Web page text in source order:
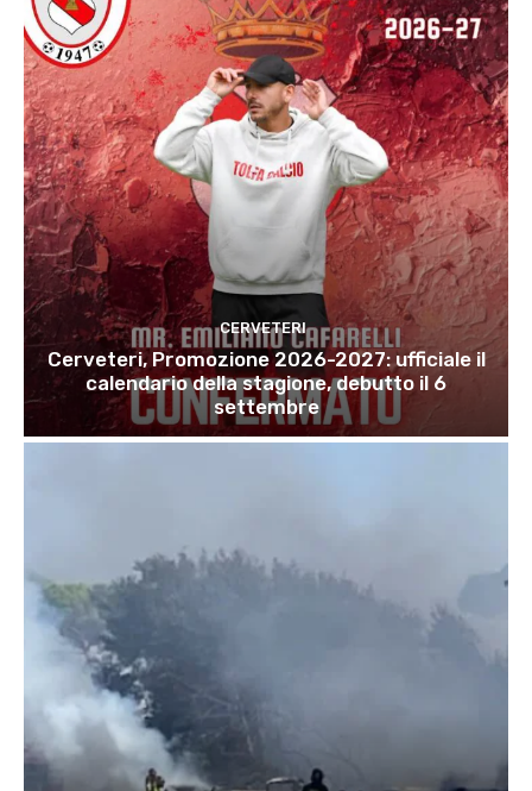
CERVETERI
Cerveteri, Promozione 2026-2027: ufficiale il
calendario della stagione, debutto il 6
settembre